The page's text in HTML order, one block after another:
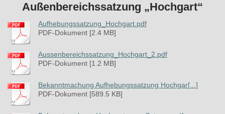
Außenbereichssatzung „Hochgart“
Aufhebungssatzung_Hochgart.pdf
PDF-Dokument [2.4 MB]
Aussenbereichssatzung_Hochgart_2.pdf
PDF-Dokument [1.2 MB]
Bekanntmachung Aufhebungssatzung Hochgar[...]
PDF-Dokument [589.5 KB]